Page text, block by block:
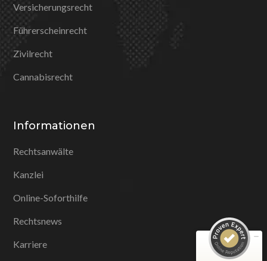
Versicherungsrecht
Führerscheinrecht
Zivilrecht
Cannabisrecht
Informationen
Rechtsanwälte
Kanzlei
Online-Soforthilfe
Rechtsnews
Karriere 735
Bewertungen auf
ProvenExpert.com